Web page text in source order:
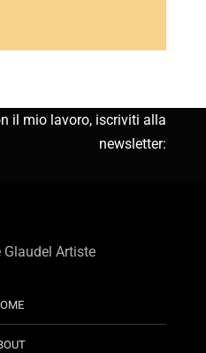
il mio lavoro, iscriviti alla
newsletter: